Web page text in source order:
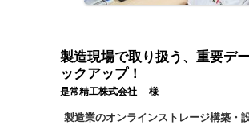
製造現場で取り扱う、重要デ
ックアップ！
是常精工株式会社 様
製造業のオンラインストレージ構築・